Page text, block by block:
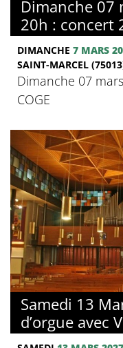
Dimanche 07
20h : concert
DIMANCHE 7 MARS
SAINT-MARCEL
Dimanche 07
COGE
Samedi 13
d’orgue avec